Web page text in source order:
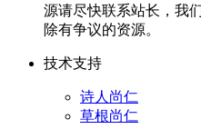
源请尽快联系站长，我
除有争议的资源。
技术支持
诗人尚仁
草根尚仁